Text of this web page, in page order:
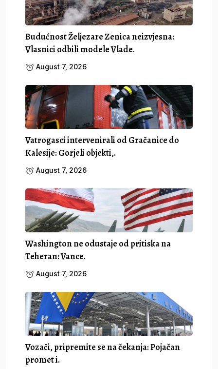
Budućnost Željezare Zenica neizvjesna:
Vlasnici odbili modele Vlade.
August 7, 2026
Vatrogasci intervenirali od Gračanice do
Kalesije: Gorjeli objekti,.
August 7, 2026
Washington ne odustaje od pritiska na
Teheran: Vance.
August 7, 2026
Vozači, pripremite se na čekanja: Pojačan
promet i.